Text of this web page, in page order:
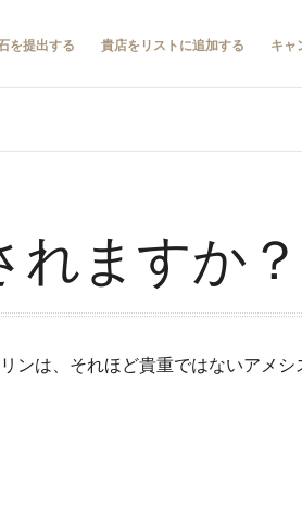
を提出する 貴店をリストに追加する キャ
ますか？
ンは、それほど貴重ではないアメ